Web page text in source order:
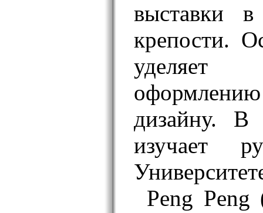
выставки в
крепости.
уделяет
дизайну. B
изучает
Peng